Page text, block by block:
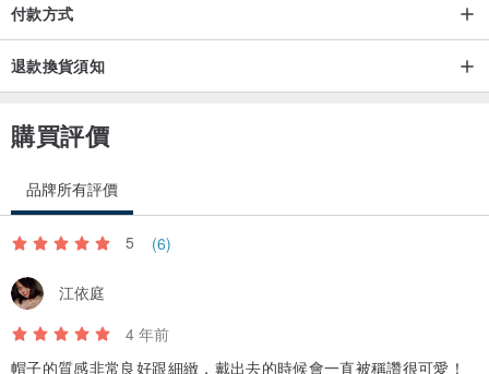
付款方式
退款換貨須知
購買評價
品牌所有評價
5 (6)
江依庭
4 年前
帽子的質感非常良好跟細緻，戴出去的時候會一直被稱讚很可愛！